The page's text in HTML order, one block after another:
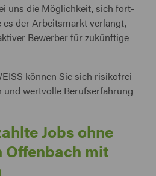
uns die Möglichkeit, sich fort-
der Arbeitsmarkt verlangt,
Bewerber für zukünftige
können Sie sich risikofrei
und wertvolle Berufserfahrung
Jobs ohne
mit